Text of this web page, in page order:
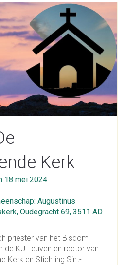
Kerk
18 mei 2024
Augustinus
Oudegracht 69, 3511 AD
priester van het Bisdom
de KU Leuven en rector van
Kerk en Stichting Sint-